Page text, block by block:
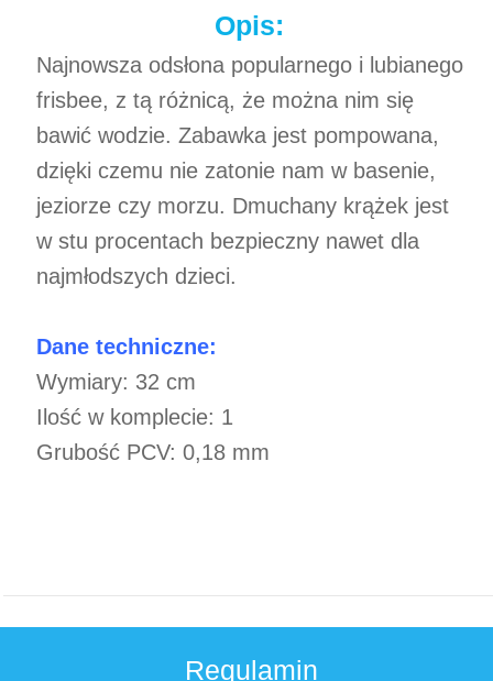
Opis:
Najnowsza odsłona popularnego i lubianego
frisbee, z tą różnicą, że można nim się
bawić wodzie. Zabawka jest pompowana,
dzięki czemu nie zatonie nam w basenie,
jeziorze czy morzu. Dmuchany krążek jest
w stu procentach bezpieczny nawet dla
najmłodszych dzieci.
Dane techniczne:
Wymiary: 32 cm
Ilość w komplecie: 1
Grubość PCV: 0,18 mm
Regulamin